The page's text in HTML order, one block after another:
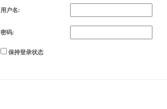
用户名:
密码:
保持登录状态